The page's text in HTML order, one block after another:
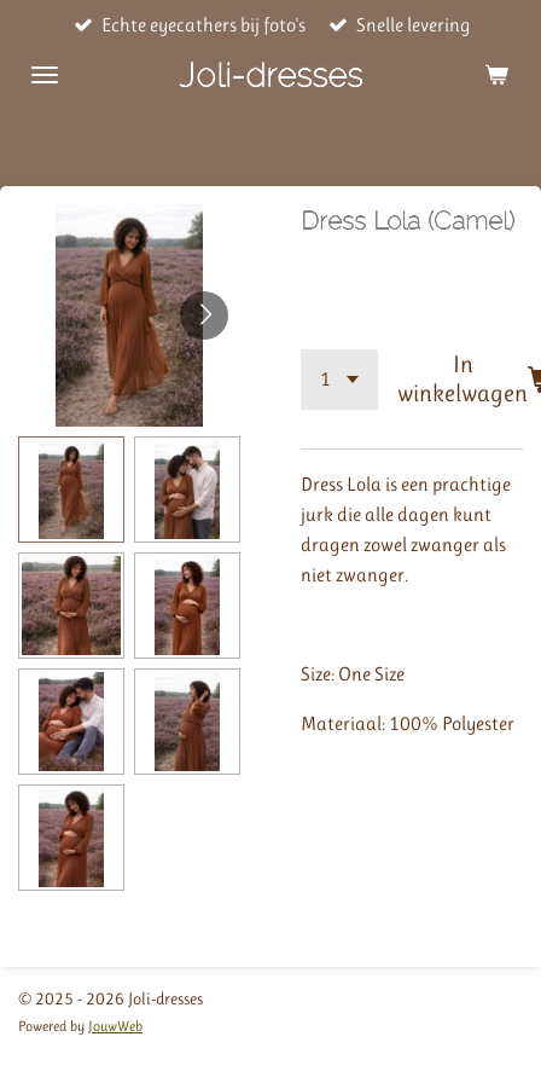
naar
Joli-dresses
Echte eyecathers bij foto's Snelle levering
Dress Lola (Camel)
In
winkelwagen
Dress Lola is een prachtige
jurk die alle dagen kunt
dragen zowel zwanger als
niet zwanger.
Size: One Size
Materiaal: 100% Polyester
© 2025 - 2026 Joli-dresses
Powered by JouwWeb